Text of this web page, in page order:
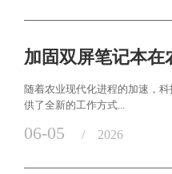
加固双屏笔记本在
随着农业现代化进程的加速，
供了全新的工作方式...
06-05 / 2026